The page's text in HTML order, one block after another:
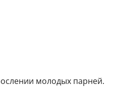
молодых парней.